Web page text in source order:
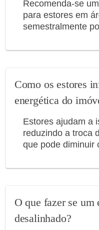
Recomenda-se
para estores em
semestralmente
Como os estores
energética do
Estores ajudam a
reduzindo a troca
que pode diminuir
O que fazer se um
desalinhado?